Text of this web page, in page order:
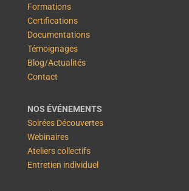
Formations
Certifications
Documentations
Témoignages
Blog/Actualités
Contact
NOS ÉVÉNEMENTS
Soirées Découvertes
Webinaires
Ateliers collectifs
Entretien individuel